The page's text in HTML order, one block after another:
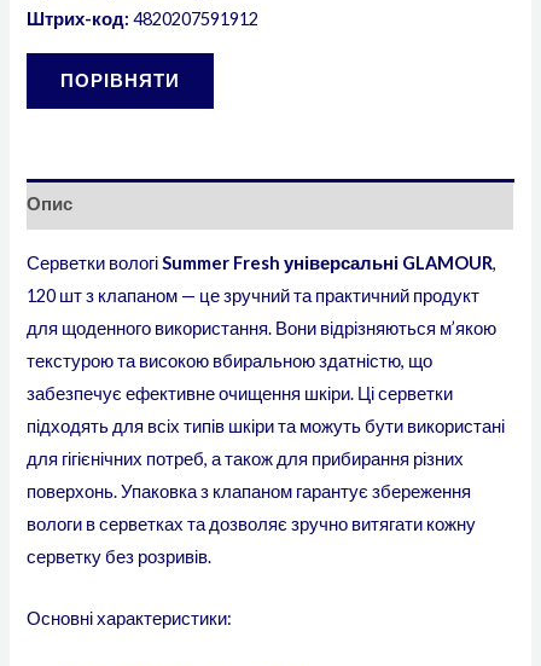
Штрих-код: 4820207591912
ПОРІВНЯТИ
Опис
Серветки вологіSummer Fresh універсальні GLAMOUR,
120 шт з клапаном — це зручний та практичний продукт
для щоденного використання. Вони відрізняються м’якою
текстурою та високою вбиральною здатністю, що
забезпечує ефективне очищення шкіри. Ці серветки
підходять для всіх типів шкіри та можуть бути використані
для гігієнічних потреб, а також для прибирання різних
поверхонь. Упаковка з клапаном гарантує збереження
вологи в серветках та дозволяє зручно витягати кожну
серветку без розривів.
Основні характеристики: